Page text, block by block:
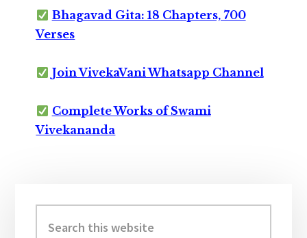
Bhagavad Gita: 18 Chapters, 700
Verses
Join VivekaVani Whatsapp Channel
Complete Works of Swami
Vivekananda
Sidebar
this